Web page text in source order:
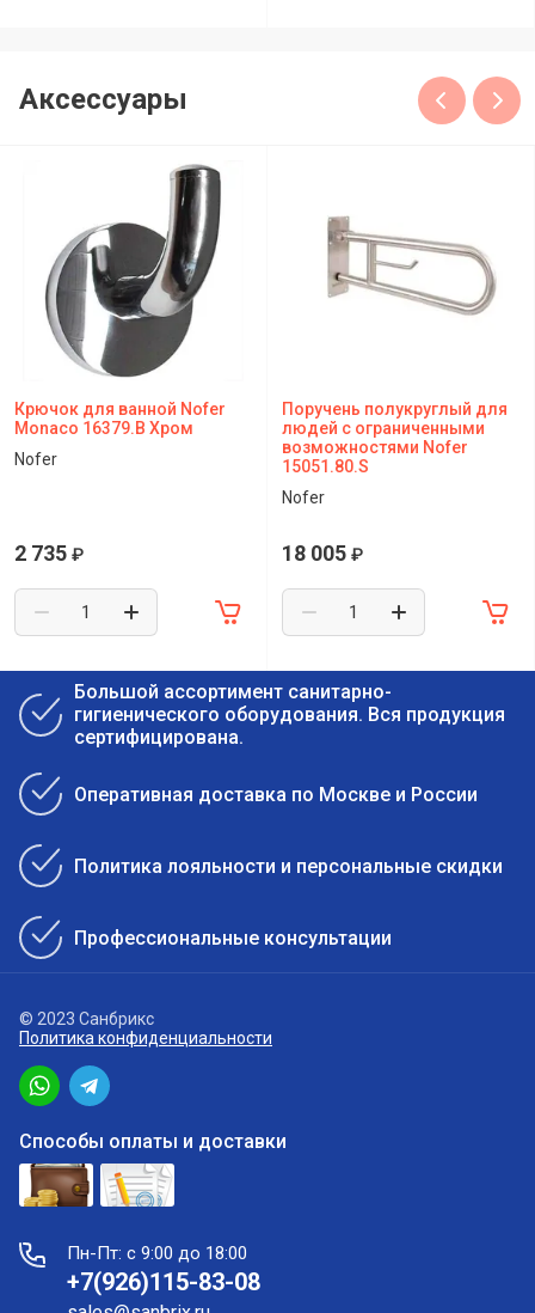
Аксессуары
Крючок для ванной Nofer
Monaco 16379.В Хром
Nofer
2 735 ₽
Поручень полукруглый для
людей с ограниченными
возможностями Nofer
15051.80.S
Nofer
18 005 ₽
Большой ассортимент санитарно-
гигиенического оборудования. Вся продукция
сертифицирована.
Оперативная доставка по Москве и России
Политика лояльности и персональные скидки
Профессиональные консультации
© 2023 Санбрикс
Политика конфиденциальности
Способы оплаты и доставки
Пн-Пт: с 9:00 до 18:00
+7(926)115-83-08